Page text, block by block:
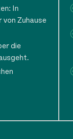
In
Zuhause
die